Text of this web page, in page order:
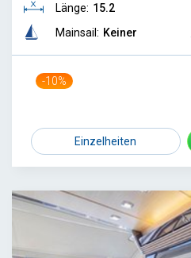
Länge: 15.2
Mainsail: Keiner
-10%
Einzelheiten